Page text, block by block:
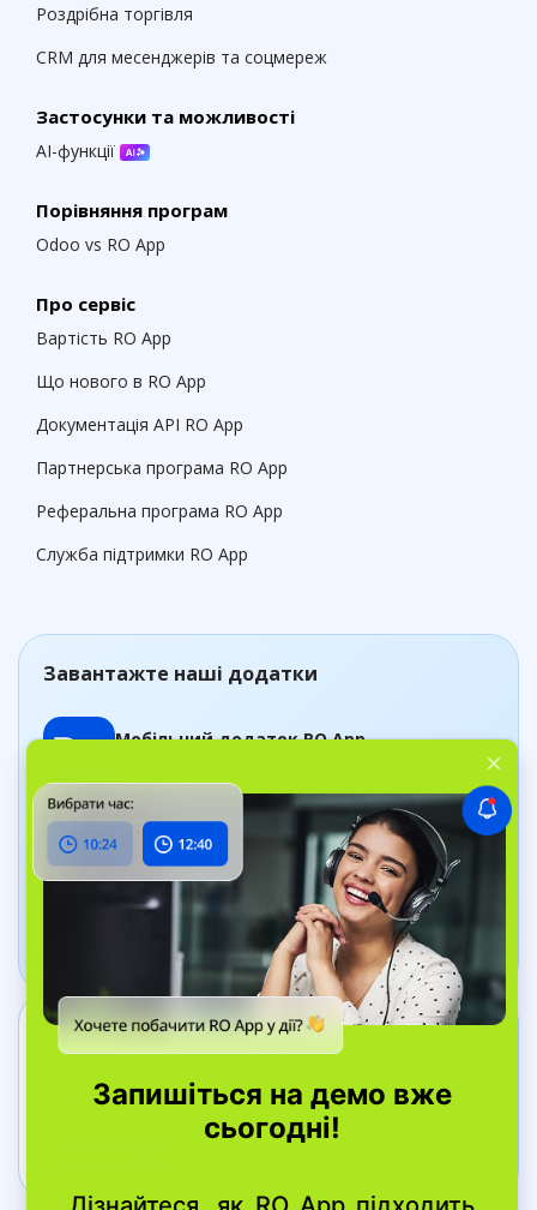
Роздрібна торгівля
CRM для месенджерів та соцмереж
Застосунки та можливості
AI-функції
Порівняння програм
Odoo vs RO App
Про сервіс
Вартість RO App
Що нового в RO App
Документація API RO App
Партнерська програма RO App
Реферальна програма RO App
Служба підтримки RO App
Завантажте наші додатки
Мобільний додаток RO App
Додаток Дашборд
Відстежуйте стан бізнесу в реальному часі
Зв’яжіться з нами
вул. Bell Yard, 7, WC2A 2JR Лондон, Велика